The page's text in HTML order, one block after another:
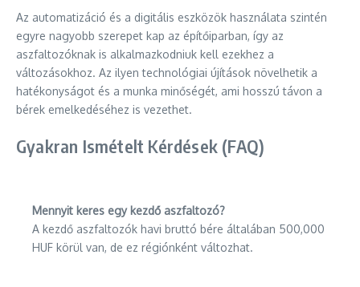
Az automatizáció és a digitális eszközök használata szintén
egyre nagyobb szerepet kap az építőiparban, így az
aszfaltozóknak is alkalmazkodniuk kell ezekhez a
változásokhoz. Az ilyen technológiai újítások növelhetik a
hatékonyságot és a munka minőségét, ami hosszú távon a
bérek emelkedéséhez is vezethet.
Gyakran Ismételt Kérdések (FAQ)
Mennyit keres egy kezdő aszfaltozó?
A kezdő aszfaltozók havi bruttó bére általában 500,000
HUF körül van, de ez régiónként változhat.